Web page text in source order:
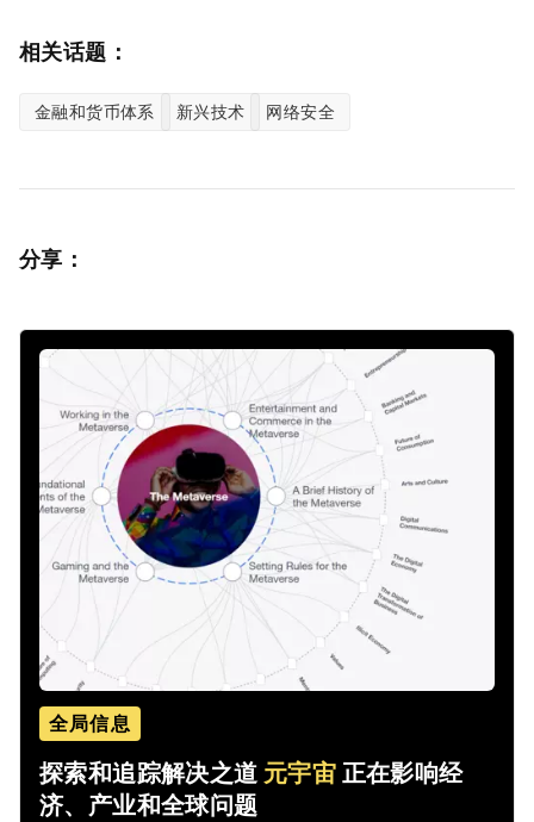
相关话题：
金融和货币体系 新兴技术 网络安全
分享：
全局信息
探索和追踪解决之道 元宇宙 正在影响经
济、产业和全球问题